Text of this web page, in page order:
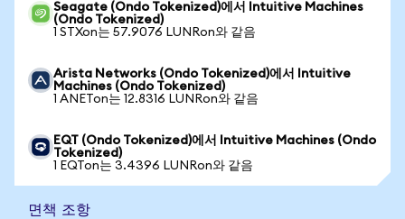
Seagate (Ondo Tokenized)에서 Intuitive Machines
(Ondo Tokenized)
1 STXon는 57.9076 LUNRon와 같음
Arista Networks (Ondo Tokenized)에서 Intuitive
Machines (Ondo Tokenized)
1 ANETon는 12.8316 LUNRon와 같음
EQT (Ondo Tokenized)에서 Intuitive Machines (Ondo
Tokenized)
1 EQTon는 3.4396 LUNRon와 같음
면책 조항